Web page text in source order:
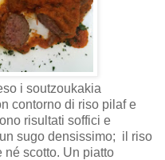
i soutzoukakia
contorno di riso pilaf e
risultati soffici e
sugo densissimo; il riso
né scotto. Un piatto